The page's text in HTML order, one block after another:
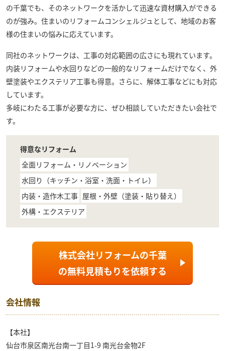
の千葉でも、そのネットワークを活かして迅速な資材購入ができる
のが強み。住まいのリフォームコンシェルジュとして、地域のお客
様の住まいの悩みに応えています。
同社のネットワークは、工事の対応範囲の広さにも現れています。
内装リフォームや水回りなどの一般的なリフォームだけでなく、外
壁塗装やエクステリア工事も得意。さらに、解体工事などにも対応
しています。
多岐にわたる工事が必要な方に、ぜひ相談していただきたい会社で
す。
得意なリフォーム
全面リフォーム・リノベーション
水回り（キッチン・浴室・洗面・トイレ）
内装・造作木工事 屋根・外壁（塗装・貼り替え）
外構・エクステリア
株式会社リフォームの千葉
の無料見積もりを依頼する
会社情報
【本社】
仙台市泉区南光台南一丁目1-9 南光台金物2F